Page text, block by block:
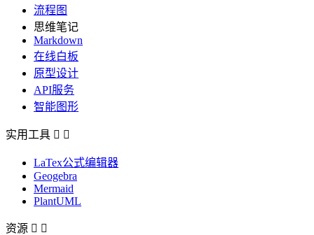
流程图
思维笔记
Markdown
在线白板
原型设计
API服务
智能图形
实用工具  
LaTex公式编辑器
Geogebra
Mermaid
PlantUML
资源  